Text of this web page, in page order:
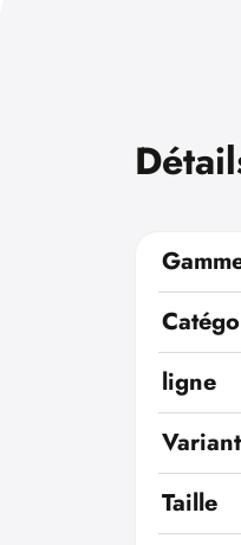
ligne
Taille